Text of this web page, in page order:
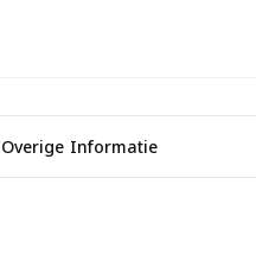
Overige Informatie